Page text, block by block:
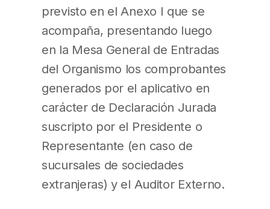
previsto en el Anexo I que se
acompaña, presentando luego
en la Mesa General de Entradas
del Organismo los comprobantes
generados por el aplicativo en
carácter de Declaración Jurada
suscripto por el Presidente o
Representante (en caso de
sucursales de sociedades
extranjeras) y el Auditor Externo.